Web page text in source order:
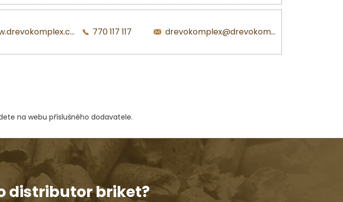
770 117 117 drevokomplex@drevokomplex.com
na webu příslušného dodavatele.
distributor briket?